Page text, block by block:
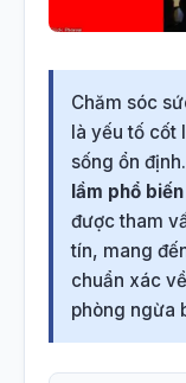
Chăm sóc
là yếu tố cốt
sống ổn
lầm phổ
được tham
tín, mang
chuẩn xác
phòng ngừa